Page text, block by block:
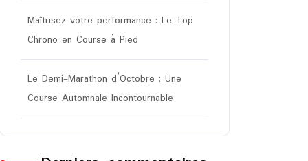
Maîtrisez votre performance : Le Top
Chrono en Course à Pied
Le Demi-Marathon d’Octobre : Une
Course Automnale Incontournable